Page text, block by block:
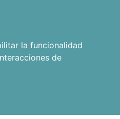
la funcionalidad
de